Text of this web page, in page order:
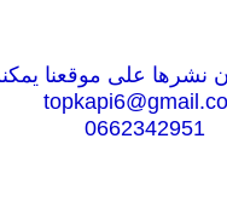
على موقعنا
0662342951